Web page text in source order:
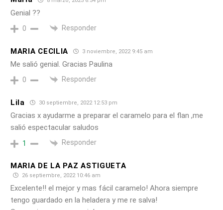
Genial ??
0 Responder
MARIA CECILIA 3 noviembre, 2022 9:45 am
Me salió genial. Gracias Paulina
0 Responder
Lila 30 septiembre, 2022 12:53 pm
Gracias x ayudarme a preparar el caramelo para el flan ,me
salió espectacular saludos
1 Responder
MARIA DE LA PAZ ASTIGUETA
26 septiembre, 2022 10:46 am
Excelente!! el mejor y mas fácil caramelo! Ahora siempre
tengo guardado en la heladera y me re salva!